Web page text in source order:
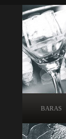
BARAS